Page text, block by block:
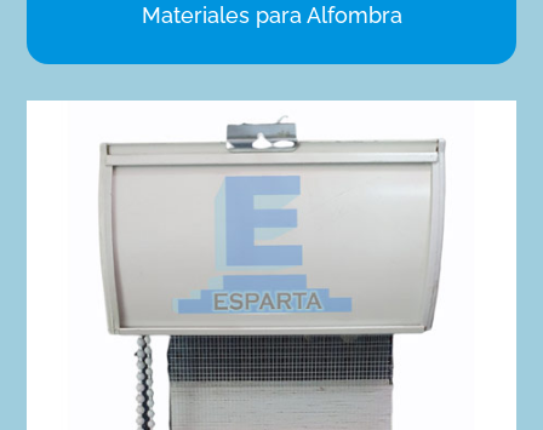
Materiales para Alfombra